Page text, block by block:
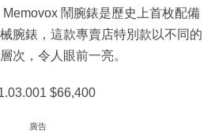
鬧腕錶是歷史上首枚配備
腕錶，這款專賣店特別款以不同的
次，令人眼前一亮。
$66,400
廣告